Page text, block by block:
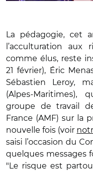
La pédagogie, cet
l’acculturation aux
comme élus, reste
21 février), Éric
Sébastien Leroy,
(Alpes-
groupe de travail
France (AMF) sur la
nouvelle fois (voir
saisi l’occasion du
quelques messages
"Le risque est